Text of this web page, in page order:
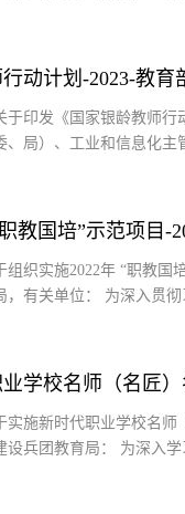
动计划-2023-教育
于印发《国家银龄教师
、局）、工业和信息化
教国培”示范项目-
组织实施2022年 “职教
，有关单位： 为深入贯
学校名师（名匠
实施新时代职业学校名
设兵团教育局： 为深入